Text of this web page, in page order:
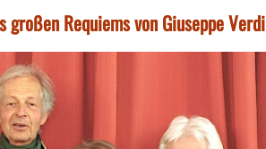
Requiems von Giuseppe Verdi